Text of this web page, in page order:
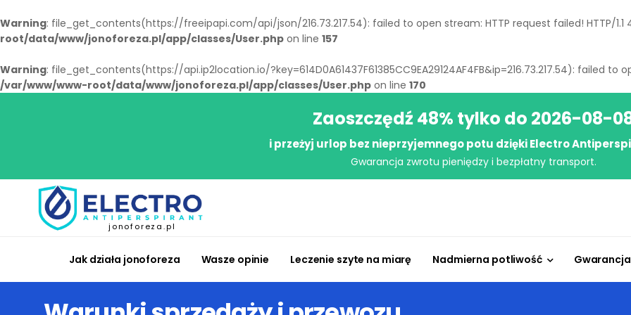
Warning: file_get_contents(https://freeipapi.com/api/json/216.73.217.54): failed to open stream: HTTP request failed! HTTP/1.1
root/data/www/jonoforeza.pl/app/classes/User.php on line 157
Warning: file_get_contents(https://api.ip2location.io/?key=614D0A61437F61385CC9EA29124AF4FB&ip=216.73.217.54): failed to
/var/www/www-root/data/www/jonoforeza.pl/app/classes/User.php on line 170
Zaoszczędź 48% tylko do 2026-08-
i przeżyj urlop bez nieprzyjemnego potu dzięki Electro
Gwarancja zwrotu pieniędzy i bezpłatny transport.
jonoforeza.pl
Jak działa jonoforeza Wasze opinie Leczenie szyte na miarę Nadmierna potliwość